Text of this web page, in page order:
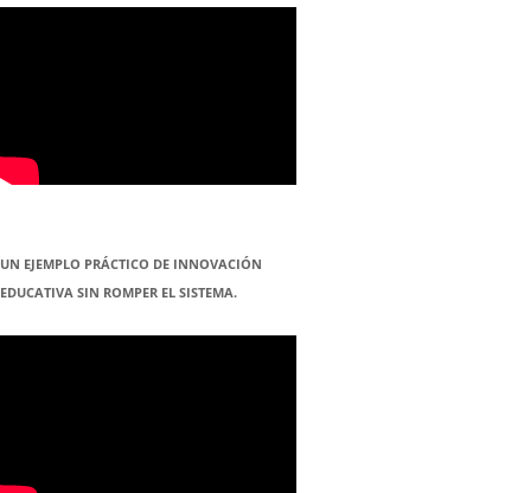
UN EJEMPLO PRÁCTICO DE INNOVACIÓN
EDUCATIVA SIN ROMPER EL SISTEMA.